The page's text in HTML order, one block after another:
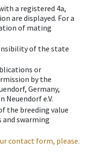
a registered 4a,
are displayed. For a
of mating
of the state
or
by the
Germany,
Neuendorf e.V.
the breeding value
and swarming
contact form, please.